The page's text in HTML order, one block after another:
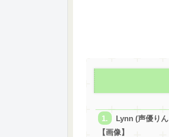
Lynn (声優り
【画像】